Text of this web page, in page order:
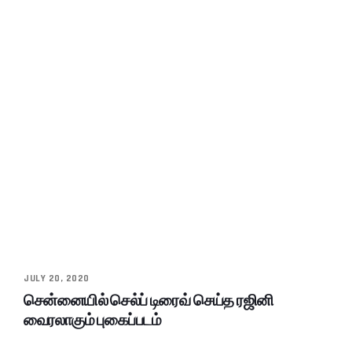
JULY 20, 2020
சென்னையில் செல்ப் டிரைவ் செய்த ரஜினி
வைரலாகும் புகைப்படம்